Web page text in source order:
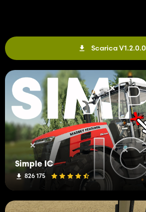
Scarica V1.2.0.0
Simple IC
826 175